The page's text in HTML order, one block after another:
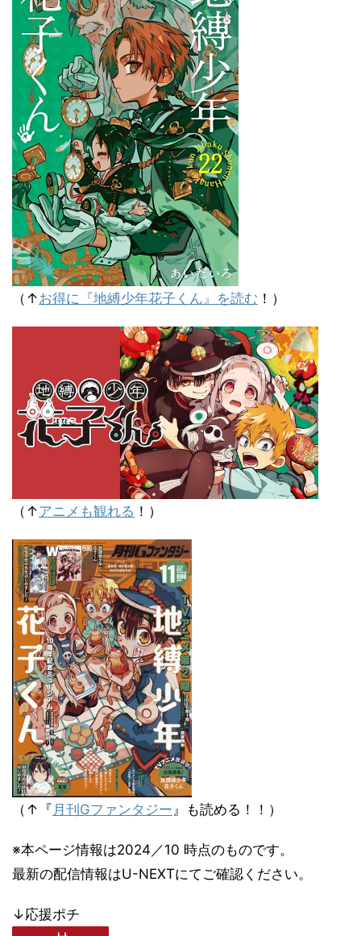
（↑お得に『地縛少年花子くん』を読む ！）
（↑アニメも観れる ！）
（↑『 月刊Gファンタジー 』も読める！！）
※本ページ情報は2024／10 時点のものです。
最新の配信情報はU-NEXTにてご確認ください。
↓応援ポチ